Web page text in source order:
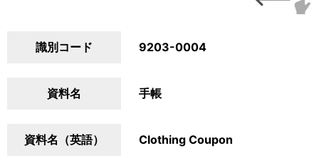
識別コード 9203-0004
資料名 手帳
資料名（英語） Clothing Coupon